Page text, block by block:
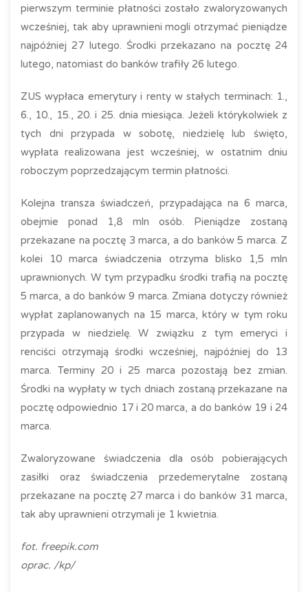
pierwszym terminie płatności zostało zwaloryzowanych
wcześniej, tak aby uprawnieni mogli otrzymać pieniądze
najpóźniej 27 lutego. Środki przekazano na pocztę 24
lutego, natomiast do banków trafiły 26 lutego.
ZUS wypłaca emerytury i renty w stałych terminach: 1.,
6., 10., 15., 20. i 25. dnia miesiąca. Jeżeli którykolwiek z
tych dni przypada w sobotę, niedzielę lub święto,
wypłata realizowana jest wcześniej, w ostatnim dniu
roboczym poprzedzającym termin płatności.
Kolejna transza świadczeń, przypadająca na 6 marca,
obejmie ponad 1,8 mln osób. Pieniądze zostaną
przekazane na pocztę 3 marca, a do banków 5 marca. Z
kolei 10 marca świadczenia otrzyma blisko 1,5 mln
uprawnionych. W tym przypadku środki trafią na pocztę
5 marca, a do banków 9 marca. Zmiana dotyczy również
wypłat zaplanowanych na 15 marca, który w tym roku
przypada w niedzielę. W związku z tym emeryci i
renciści otrzymają środki wcześniej, najpóźniej do 13
marca. Terminy 20 i 25 marca pozostają bez zmian.
Środki na wypłaty w tych dniach zostaną przekazane na
pocztę odpowiednio 17 i 20 marca, a do banków 19 i 24
marca.
Zwaloryzowane świadczenia dla osób pobierających
zasiłki oraz świadczenia przedemerytalne zostaną
przekazane na pocztę 27 marca i do banków 31 marca,
tak aby uprawnieni otrzymali je 1 kwietnia.
fot. freepik.com
oprac. /kp/